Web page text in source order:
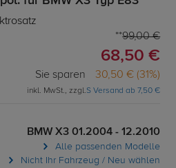
99,00 €
68,50 €
Sie sparen 30,50 € (31%)
inkl. MwSt., zzgl.S Versand ab 7,50 €
BMW X3 01.2004 - 12.2010
Alle passenden Modelle
Nicht Ihr Fahrzeug / Neu wählen